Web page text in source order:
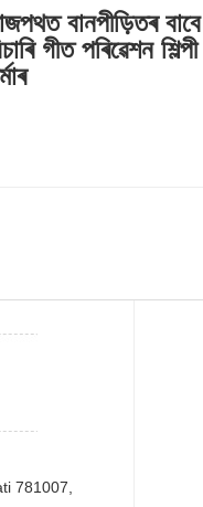
বানপীড়িতৰ বাবে
গীত পৰিৱেশন শিল্পী
781007,